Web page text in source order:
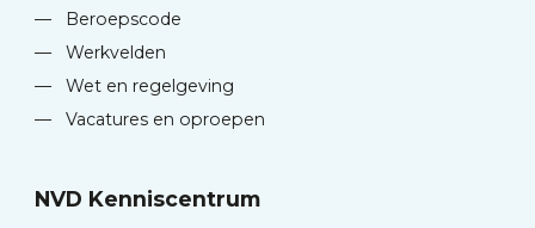
—
Beroepscode
—
Werkvelden
—
Wet en regelgeving
—
Vacatures en oproepen
NVD Kenniscentrum